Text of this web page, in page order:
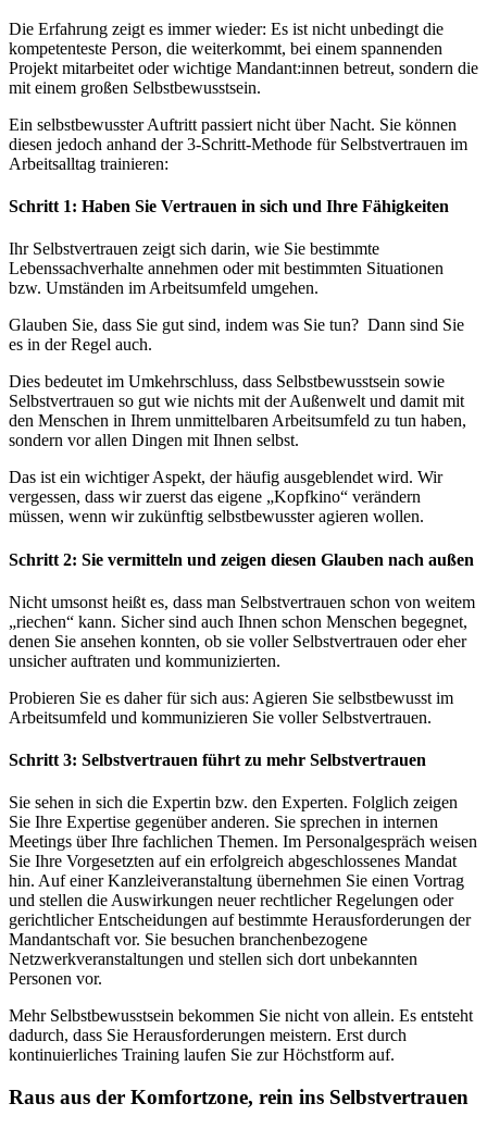
Die Erfahrung zeigt es immer wieder: Es ist nicht unbedingt die
kompetenteste Person, die weiterkommt, bei einem spannenden
Projekt mitarbeitet oder wichtige Mandant:innen betreut, sondern die
mit einem großen Selbstbewusstsein.
Ein selbstbewusster Auftritt passiert nicht über Nacht. Sie können
diesen jedoch anhand der 3-Schritt-Methode für Selbstvertrauen im
Arbeitsalltag trainieren:
Schritt 1: Haben Sie Vertrauen in sich und Ihre Fähigkeiten
Ihr Selbstvertrauen zeigt sich darin, wie Sie bestimmte
Lebenssachverhalte annehmen oder mit bestimmten Situationen
bzw. Umständen im Arbeitsumfeld umgehen.
Glauben Sie, dass Sie gut sind, indem was Sie tun? Dann sind Sie
es in der Regel auch.
Dies bedeutet im Umkehrschluss, dass Selbstbewusstsein sowie
Selbstvertrauen so gut wie nichts mit der Außenwelt und damit mit
den Menschen in Ihrem unmittelbaren Arbeitsumfeld zu tun haben,
sondern vor allen Dingen mit Ihnen selbst.
Das ist ein wichtiger Aspekt, der häufig ausgeblendet wird. Wir
vergessen, dass wir zuerst das eigene „Kopfkino“ verändern
müssen, wenn wir zukünftig selbstbewusster agieren wollen.
Schritt 2: Sie vermitteln und zeigen diesen Glauben nach außen
Nicht umsonst heißt es, dass man Selbstvertrauen schon von weitem
„riechen“ kann. Sicher sind auch Ihnen schon Menschen begegnet,
denen Sie ansehen konnten, ob sie voller Selbstvertrauen oder eher
unsicher auftraten und kommunizierten.
Probieren Sie es daher für sich aus: Agieren Sie selbstbewusst im
Arbeitsumfeld und kommunizieren Sie voller Selbstvertrauen.
Schritt 3: Selbstvertrauen führt zu mehr Selbstvertrauen
Sie sehen in sich die Expertin bzw. den Experten. Folglich zeigen
Sie Ihre Expertise gegenüber anderen. Sie sprechen in internen
Meetings über Ihre fachlichen Themen. Im Personalgespräch weisen
Sie Ihre Vorgesetzten auf ein erfolgreich abgeschlossenes Mandat
hin. Auf einer Kanzleiveranstaltung übernehmen Sie einen Vortrag
und stellen die Auswirkungen neuer rechtlicher Regelungen oder
gerichtlicher Entscheidungen auf bestimmte Herausforderungen der
Mandantschaft vor. Sie besuchen branchenbezogene
Netzwerkveranstaltungen und stellen sich dort unbekannten
Personen vor.
Mehr Selbstbewusstsein bekommen Sie nicht von allein. Es entsteht
dadurch, dass Sie Herausforderungen meistern. Erst durch
kontinuierliches Training laufen Sie zur Höchstform auf.
Raus aus der Komfortzone, rein ins Selbstvertrauen